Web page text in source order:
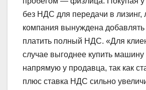
без НДС для передачи в лизинг,
компания вынуждена добавлять
платить полный НДС. «Для
случае выгоднее купить машину
напрямую у продавца, так как
плюс ставка НДС сильно